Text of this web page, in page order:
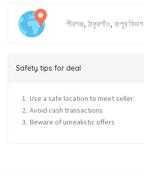
পীরগঞ্জ, ঠাকুরগাঁও, রংপুর বিভাগ
Safety tips for deal
Use a safe location to meet seller
Avoid cash transactions
Beware of unrealistic offers